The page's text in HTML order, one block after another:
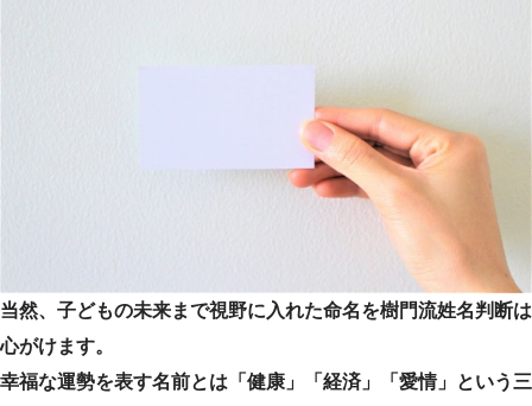
当然、子どもの未来まで視野に入れた命名を樹門流姓名判断は
心がけます。
幸福な運勢を表す名前とは「健康」「経済」「愛情」という三